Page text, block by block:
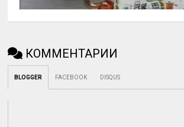
КОММЕНТАРИИ
BLOGGER FACEBOOK DISQUS